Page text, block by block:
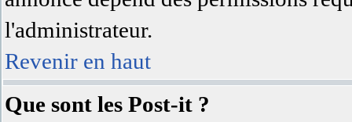
l'administrateur.
Revenir en haut
Que sont les Post-it ?